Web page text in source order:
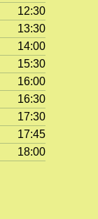
12:30
13:30
14:00
15:30
16:00
16:30
17:30
17:45
18:00